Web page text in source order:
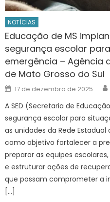
NOTÍCIAS
Educação de MS
segurança escolar
emergência – Agência
de Mato Grosso do Sul
Posted
on
17 de dezembro de 2025
A SED (Secretaria de
segurança escolar para
as unidades da Rede
como objetivo fortalecer a
preparar as equipes
e estruturar ações de
que possam comprometer a
[…]